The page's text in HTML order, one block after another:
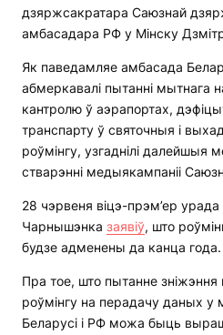
дзяржсакратара Саюзнай
амбасадара РФ у Мінску
Як паведамляе амбасада
абмеркавалі пытанні мытнага
кантролю ў аэрапортах,
транспарту ў святочныя і
роўмінгу, узгаднілі далейшыя
стварэнні медыякампаніі
28 чэрвеня віцэ-прэм’ер
Чарнышэнка заявіў, што
будзе адменены да канца года.
Пра тое, што пытанне
роўмінгу на перадачу даных у
Беларусі і РФ можа быць